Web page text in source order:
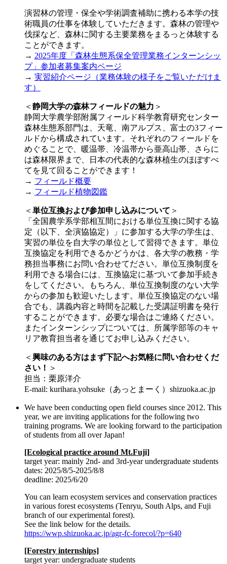
演習林の管理・保全や学術調査補助に携わる本学の技
術職員の仕事を体験していただきます。森林の管理や
伐採など、森林に関する主要業務をまるっと体験する
ことができます。
→ 2025年度「森林生態系保全管理業務インターンシッ
プ」参加者募集案内ページ
→ 実習紹介ページ（業務体験の様子をご覧いただけま
す）
＜ 静岡大学の森林フィールドの魅力 ＞
静岡大学農学部附属フィールド科学教育研究センター
森林生態系部門は、天竜、南アルプス、富士の3フィー
ルドから構成されています。それぞれのフィールドを
めぐることで、暖温帯、冷温帯から亜高山帯、さらに
は森林限界まで、日本の代表的な森林植生のほぼすべ
てを見て回ることができます！
→ フィールド概要
→ フィールド植物図鑑
＜ 単位互換および参加申し込みについて ＞
「全国農学系学部相互間における単位互換に関する協
定（以下、全演協協定）」に参加する大学の学生は、
実習の単位を自大学の単位として習得できます。単位
互換協定を利用できるかどうかは、各大学の教務・学
務担当事務にお問い合わせてださい。単位互換制度を
利用できる場合には、互換協定に基づいて参加手続き
をしてください。もちろん、単位互換制度のない大学
からの参加も歓迎いたします。単位互換協定のない場
合でも、講義内容と時間を記載した受講証明書を発行
することができます。必要な場合はご連絡ください。
またインターンシップについては、所属学部等のキャ
リア教育担当者を通じてお申し込みください。
＜ 興味のある方はまず下記へお気軽に問い合わせくだ
さい！ ＞
担当：栗原洋介
E-mail: kurihara.yohsuke（あっとまーく）shizuoka.ac.jp
We have been conducting open field courses since 2012. This
year, we are inviting applications for the following two
training programs. We are looking forward to the participation
of students from all over Japan!
[Ecological practice around Mt.Fuji]
target year: mainly 2nd- and 3rd-year undergraduate students
dates: 2025/8/5-2025/8/8
deadline: 2025/6/20
You can learn ecosystem services and conservation practices
in various forest ecosystems (Tenryu, South Alps, and Fuji
branch of our experimental forest).
See the link below for the details.
https://wwp.shizuoka.ac.jp/agr-fc-forecol/?p=640
[Forestry internships]
target year: undergraduate students